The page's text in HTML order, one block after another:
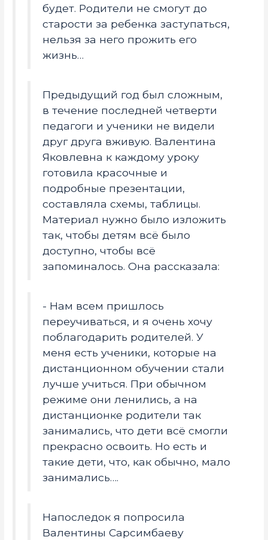
будет. Родители не смогут до
старости за ребенка заступаться,
нельзя за него прожить его
жизнь…
Предыдущий год был сложным,
в течение последней четверти
педагоги и ученики не видели
друг друга вживую. Валентина
Яковлевна к каждому уроку
готовила красочные и
подробные презентации,
составляла схемы, таблицы.
Материал нужно было изложить
так, чтобы детям всё было
доступно, чтобы всё
запоминалось. Она рассказала:
- Нам всем пришлось
переучиваться, и я очень хочу
поблагодарить родителей. У
меня есть ученики, которые на
дистанционном обучении стали
лучше учиться. При обычном
режиме они ленились, а на
дистанционке родители так
занимались, что дети всё смогли
прекрасно освоить. Но есть и
такие дети, что, как обычно, мало
занимались….
Напоследок я попросила
Валентины Сарсимбаеву